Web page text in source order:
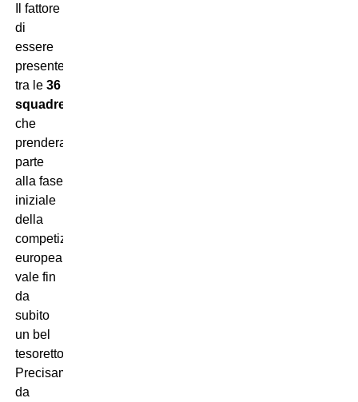
Il fattore
di
essere
presente
tra le 36
squadre
che
prenderanno
parte
alla fase
iniziale
della
competizione
europea
vale fin
da
subito
un bel
tesoretto.
Precisamente,
da